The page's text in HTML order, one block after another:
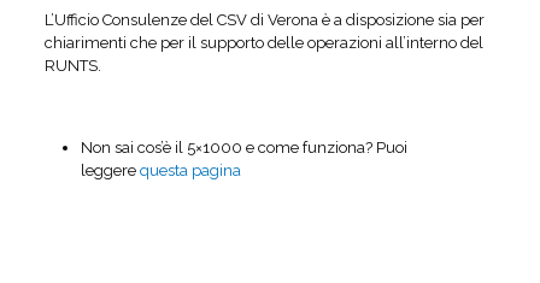
L’Ufficio Consulenze del CSV di Verona è a disposizione sia per
chiarimenti che per il supporto delle operazioni all’interno del
RUNTS.
Non sai cos’è il 5×1000 e come funziona? Puoi
leggere questa pagina